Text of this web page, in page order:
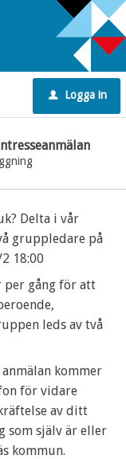
u Logga in
Delta i vår
gruppledare på
18:00
gång för att
leds av två
kommer
för vidare
av ditt
som själv är eller
kommun.